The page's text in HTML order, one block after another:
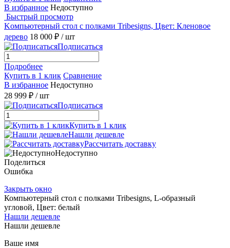
В избранное Недоступно
Быстрый просмотр
Kомпьютерный стол с полками Tribesigns, Цвет: Кленовое
дерево 18 000 ₽ / шт
Подписаться
Подробнее
Купить в 1 клик Сравнение
В избранное Недоступно
28 999 ₽ / шт
Подписаться
Купить в 1 клик
Нашли дешевле
Рассчитать доставку
Недоступно
Поделиться
Ошибка
Закрыть окно
Компьютерный стол с полками Tribesigns, L-образный
угловой, Цвет: белый
Нашли дешевле
Нашли дешевле
Ваше имя